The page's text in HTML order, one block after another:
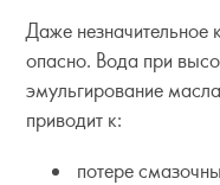
Даже незначительное
опасно. Вода при
эмульгирование
приводит к:
потере